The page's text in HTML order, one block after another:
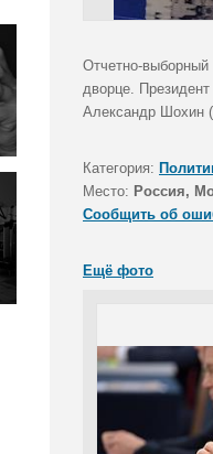
Отчетно-
дворце.
Александр Шохин
Категория:
Место: Россия,
Сообщить об
Ещё фото